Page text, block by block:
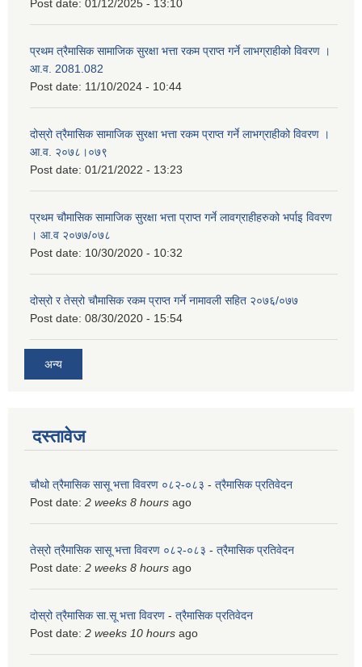
Post date: 01/12/2025 - 13:10
प्रथम त्रैमासिक सामाजिक सुरक्षा भत्ता रकम प्राप्त गर्ने लाभग्राहीको विवरण ।
आ.व. 2081.082
Post date: 11/10/2024 - 10:44
दोस्रो त्रैमासिक सामाजिक सुरक्षा भत्ता रकम प्राप्त गर्ने लाभग्राहीको विवरण ।
आ.व. २०७८।०७९
Post date: 01/21/2022 - 13:23
प्रथम चौमासिक सामाजिक सुरक्षा भत्ता प्राप्त गर्ने लावग्राहीहरुको भर्पाइ विवरण
। आ.व २०७७/०७८
Post date: 10/30/2020 - 10:32
दोस्रो र तेस्रो चौमासिक रकम प्राप्त गर्ने नामावली सहित २०७६/०७७
Post date: 08/30/2020 - 15:54
अन्य
दस्तावेज
चौथो त्रैमासिक सासू भत्ता विवरण ०८२-०८३ - त्रैमासिक प्रतिवेदन
Post date: 2 weeks 8 hours ago
तेस्रो त्रैमासिक सासू भत्ता विवरण ०८२-०८३ - त्रैमासिक प्रतिवेदन
Post date: 2 weeks 8 hours ago
दोस्रो त्रैमासिक सा.सू भत्ता विवरण - त्रैमासिक प्रतिवेदन
Post date: 2 weeks 10 hours ago